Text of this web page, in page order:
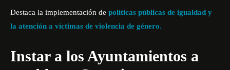
Destaca la implementación de políticas públicas de igualdad y
la atención a víctimas de violencia de género.
Instar a los Ayuntamientos a